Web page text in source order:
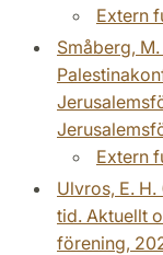
Extern
Småberg,
Extern
Ulvros, E.
tid. Aktuellt
förening,